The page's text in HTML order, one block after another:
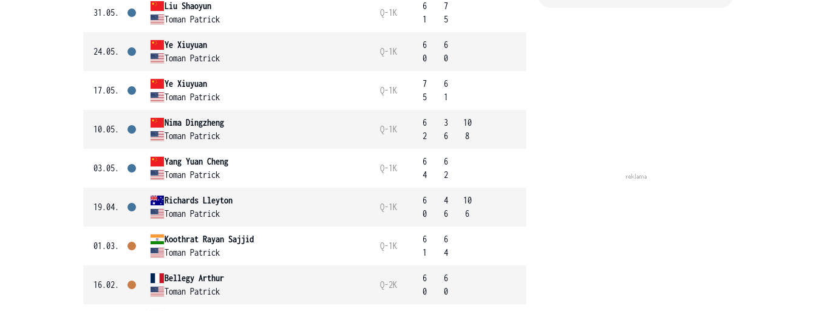
31.05.
Liu Shaoyun
Toman Patrick
Q-1K
6
1
7
5
24.05.
Ye Xiuyuan
Toman Patrick
Q-1K
6
0
6
0
17.05.
Ye Xiuyuan
Toman Patrick
Q-1K
7
5
6
1
10.05.
Nima Dingzheng
Toman Patrick
Q-1K
6
2
3
6
10
8
03.05.
Yang Yuan Cheng
Toman Patrick
Q-1K
6
4
6
2
19.04.
Richards Lleyton
Toman Patrick
Q-1K
6
0
4
6
10
6
01.03.
Koothrat Rayan Sajjid
Toman Patrick
Q-1K
6
1
6
4
16.02.
Bellegy Arthur
Toman Patrick
Q-2K
6
0
6
0